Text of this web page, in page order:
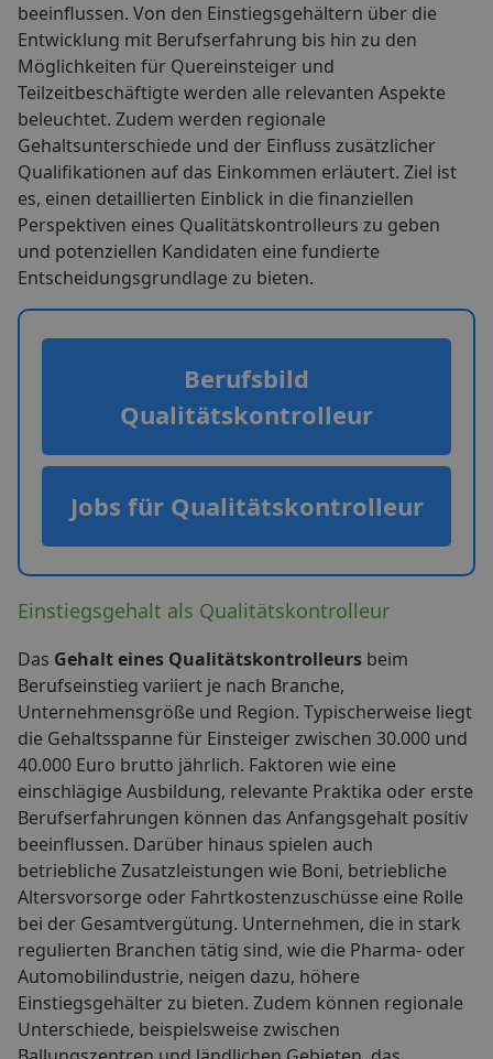
beeinflussen. Von den Einstiegsgehältern über die
Entwicklung mit Berufserfahrung bis hin zu den
Möglichkeiten für Quereinsteiger und
Teilzeitbeschäftigte werden alle relevanten Aspekte
beleuchtet. Zudem werden regionale
Gehaltsunterschiede und der Einfluss zusätzlicher
Qualifikationen auf das Einkommen erläutert. Ziel ist
es, einen detaillierten Einblick in die finanziellen
Perspektiven eines Qualitätskontrolleurs zu geben
und potenziellen Kandidaten eine fundierte
Entscheidungsgrundlage zu bieten.
Berufsbild
Qualitätskontrolleur
Jobs für Qualitätskontrolleur
Einstiegsgehalt als Qualitätskontrolleur
Das Gehalt eines Qualitätskontrolleurs beim
Berufseinstieg variiert je nach Branche,
Unternehmensgröße und Region. Typischerweise liegt
die Gehaltsspanne für Einsteiger zwischen 30.000 und
40.000 Euro brutto jährlich. Faktoren wie eine
einschlägige Ausbildung, relevante Praktika oder erste
Berufserfahrungen können das Anfangsgehalt positiv
beeinflussen. Darüber hinaus spielen auch
betriebliche Zusatzleistungen wie Boni, betriebliche
Altersvorsorge oder Fahrtkostenzuschüsse eine Rolle
bei der Gesamtvergütung. Unternehmen, die in stark
regulierten Branchen tätig sind, wie die Pharma- oder
Automobilindustrie, neigen dazu, höhere
Einstiegsgehälter zu bieten. Zudem können regionale
Unterschiede, beispielsweise zwischen